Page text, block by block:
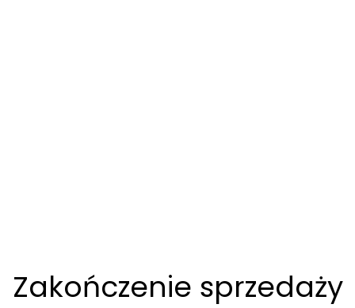
Zakończenie sprzedaży